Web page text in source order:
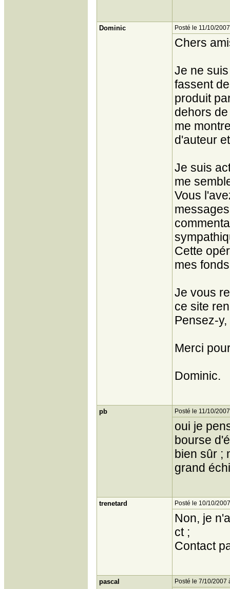
Dominic Posté le 11/10/
Chers
Je ne
fassent
produit
dehors
me
d'auteur
Je suis
me
Vous
Cette
mes
Je vous
ce site
Pensez-
Merci
Dominic.
pb Posté le 11/10/
oui je
bourse
bien sûr ;
grand
trenetard Posté le 10/10/
Non, je
ct ;
Contact
pascal Posté le 7/10/2007